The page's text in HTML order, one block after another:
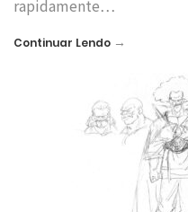
rapidamente…
Continuar Lendo →